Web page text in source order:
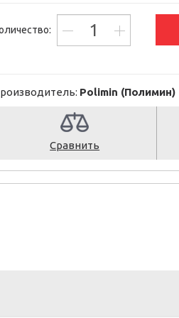
Polimin (Полимин)
Сравнить